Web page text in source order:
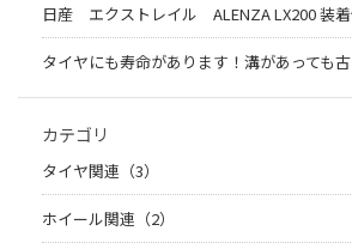
日産 エクストレイル ALENZA LX200 装
タイヤにも寿命があります！溝があっても
カテゴリ
タイヤ関連（3）
ホイール関連（2）